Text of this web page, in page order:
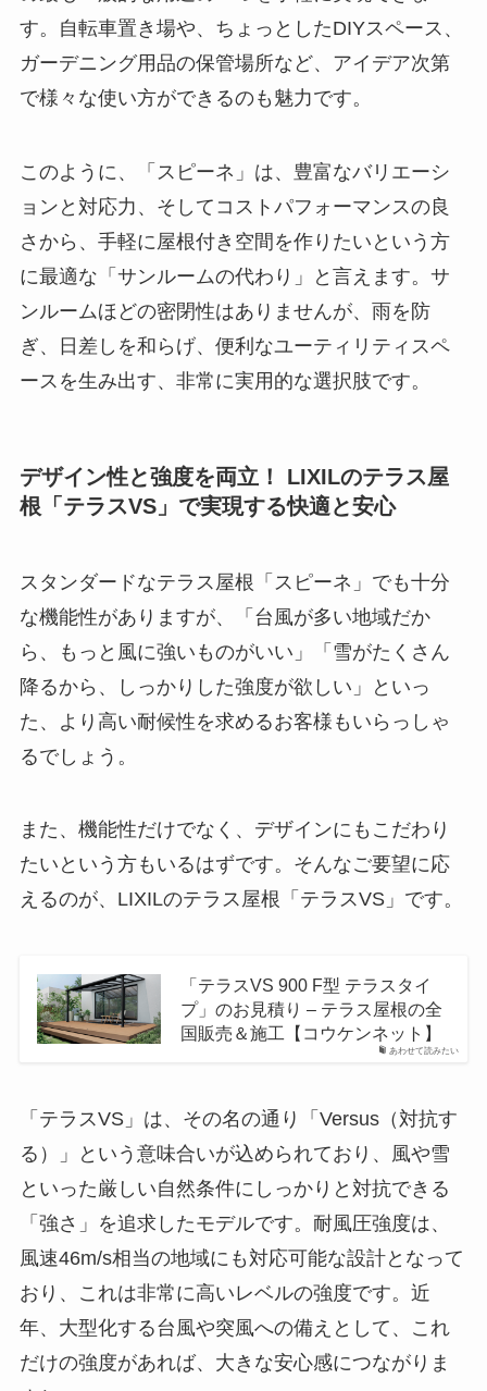
す。自転車置き場や、ちょっとしたDIYスペース、
ガーデニング用品の保管場所など、アイデア次第
で様々な使い方ができるのも魅力です。
このように、「スピーネ」は、豊富なバリエーシ
ョンと対応力、そしてコストパフォーマンスの良
さから、手軽に屋根付き空間を作りたいという方
に最適な「サンルームの代わり」と言えます。サ
ンルームほどの密閉性はありませんが、雨を防
ぎ、日差しを和らげ、便利なユーティリティスペ
ースを生み出す、非常に実用的な選択肢です。
デザイン性と強度を両立！ LIXILのテラス屋
根「テラスVS」で実現する快適と安心
スタンダードなテラス屋根「スピーネ」でも十分
な機能性がありますが、「台風が多い地域だか
ら、もっと風に強いものがいい」「雪がたくさん
降るから、しっかりした強度が欲しい」といっ
た、より高い耐候性を求めるお客様もいらっしゃ
るでしょう。
また、機能性だけでなく、デザインにもこだわり
たいという方もいるはずです。そんなご要望に応
えるのが、LIXILのテラス屋根「テラスVS」です。
あわせて読みたい
「テラスVS 900 F型 テラスタイ
プ」のお見積り – テラス屋根の全
国販売＆施工【コウケンネット】
「テラスVS」は、その名の通り「Versus（対抗す
る）」という意味合いが込められており、風や雪
といった厳しい自然条件にしっかりと対抗できる
「強さ」を追求したモデルです。耐風圧強度は、
風速46m/s相当の地域にも対応可能な設計となって
おり、これは非常に高いレベルの強度です。近
年、大型化する台風や突風への備えとして、これ
だけの強度があれば、大きな安心感につながりま